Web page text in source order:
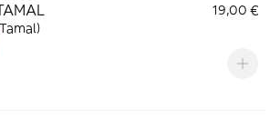
19,00 €